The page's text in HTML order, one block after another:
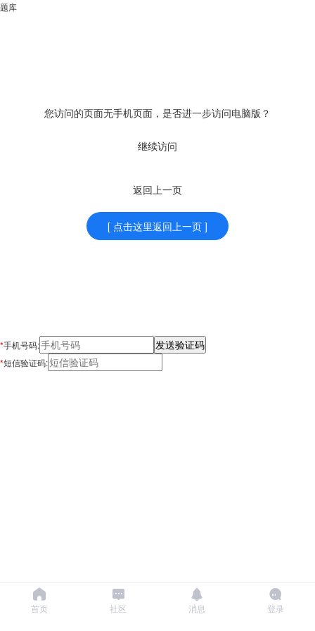
题库
您访问的页面无手机页面，是否进一步访问电脑版？
继续访问
返回上一页
[ 点击这里返回上一页 ]
首页 社区 消息 登录
*手机号码:
*短信验证码: